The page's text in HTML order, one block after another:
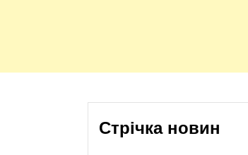
Стрічка новин